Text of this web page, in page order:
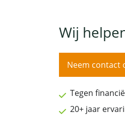
Wij
Neem contact
Tegen
20+ jaar